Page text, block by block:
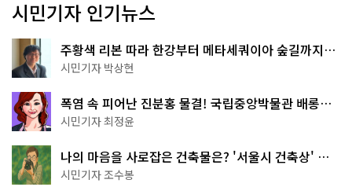
시민기자 인기뉴스
주황색 리본 따라 한강부터 메타세쿼이아 숲길까지…
서울둘레길 15코스
시민기자 박상현
폭염 속 피어난 진분홍 물결! 국립중앙박물관 배롱나
무 명소
시민기자 최정윤
나의 마음을 사로잡은 건축물은? '서울시 건축상' 수
상작 공개!
시민기자 조수봉